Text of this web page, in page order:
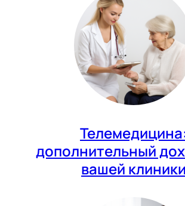
дополнительный
вашей клиники